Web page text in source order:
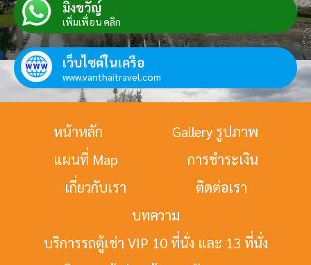
มิ่งขวัญ์
เพิ่มเพื่อน คลิก
เว็บไซต์ในเครือ
www.vanthaitravel.com
หน้าหลัก
Gallery รูปภาพ
แผนที่ Map
การชำระเงิน
เกี่ยวกับเรา
ติดต่อเรา
บทความ
บริการรถตู้เช่า VIP 10 ที่นั่ง และ 13 ที่นั่ง